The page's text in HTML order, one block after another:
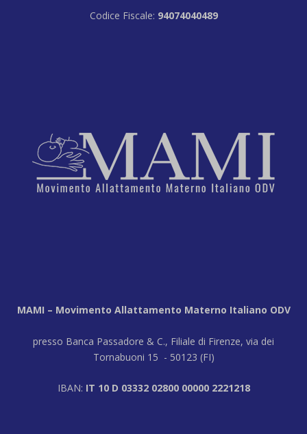
Codice Fiscale: 94074040489
MAMI – Movimento Allattamento Materno Italiano ODV
presso Banca Passadore & C., Filiale di Firenze, via dei
Tornabuoni 15 - 50123 (FI)
IBAN: IT 10 D 03332 02800 00000 2221218